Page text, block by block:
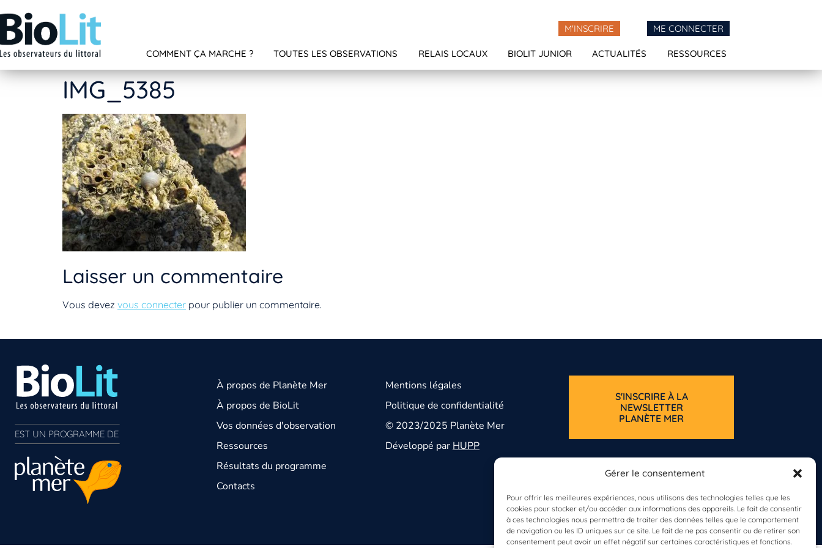
Gérer le consentement
Pour offrir les meilleures expériences, nous utilisons des technologies telles que les
cookies pour stocker et/ou accéder aux informations des appareils. Le fait de consentir
à ces technologies nous permettra de traiter des données telles que le comportement
de navigation ou les ID uniques sur ce site. Le fait de ne pas consentir ou de retirer son
consentement peut avoir un effet négatif sur certaines caractéristiques et fonctions.
M'INSCRIRE ME CONNECTER
COMMENT ÇA MARCHE ? TOUTES LES OBSERVATIONS RELAIS LOCAUX BIOLIT JUNIOR ACTUALITÉS RESSOURCES
IMG_5385
Laisser un commentaire
Vous devez vous connecter pour publier un commentaire.
EST UN PROGRAMME DE
À propos de Planète Mer
À propos de BioLit
Vos données d'observation
Ressources
Résultats du programme
Contacts
Mentions légales
Politique de confidentialité
© 2023/2025 Planète Mer
Développé par HUPP
S'INSCRIRE À LA
NEWSLETTER
PLANÈTE MER